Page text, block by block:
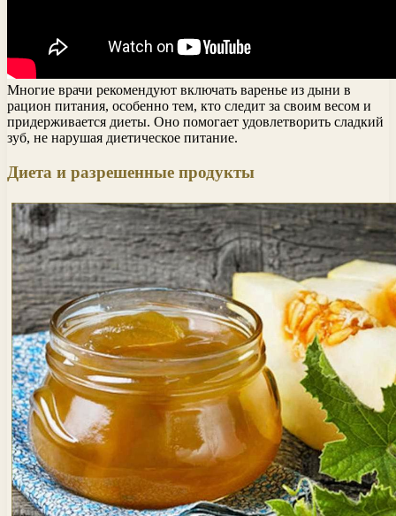
Многие врачи рекомендуют включать варенье из дыни в
рацион питания, особенно тем, кто следит за своим весом и
придерживается диеты. Оно помогает удовлетворить сладкий
зуб, не нарушая диетическое питание.
Диета и разрешенные продукты